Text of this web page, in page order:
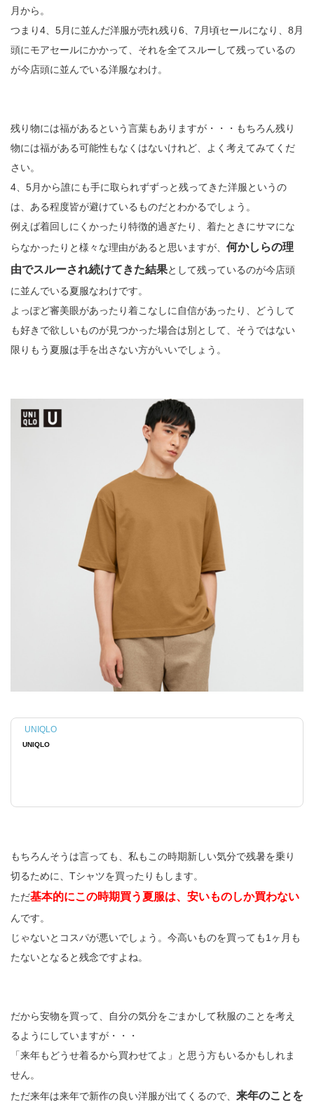
月から。
つまり4、5月に並んだ洋服が売れ残り6、7月頃セールになり、8月
頭にモアセールにかかって、それを全てスルーして残っているの
が今店頭に並んでいる洋服なわけ。
残り物には福があるという言葉もありますが・・・もちろん残り
物には福がある可能性もなくはないけれど、よく考えてみてくだ
さい。
4、5月から誰にも手に取られずずっと残ってきた洋服というの
は、ある程度皆が避けているものだとわかるでしょう。
例えば着回しにくかったり特徴的過ぎたり、着たときにサマにな
らなかったりと様々な理由があると思いますが、 何かしらの理
由でスルーされ続けてきた結果として残っているのが今店頭
に並んでいる夏服なわけです。
よっぽど審美眼があったり着こなしに自信があったり、どうして
も好きで欲しいものが見つかった場合は別として、そうではない
限りもう夏服は手を出さない方がいいでしょう。
UNIQLO
UNIQLO
もちろんそうは言っても、私もこの時期新しい気分で残暑を乗り
切るために、Tシャツを買ったりもします。
ただ基本的にこの時期買う夏服は、安いものしか買わない
んです。
じゃないとコスパが悪いでしょう。今高いものを買っても1ヶ月も
たないとなると残念ですよね。
だから安物を買って、自分の気分をごまかして秋服のことを考え
るようにしていますが・・・
「来年もどうせ着るから買わせてよ」と思う方もいるかもしれま
せん。
ただ来年は来年で新作の良い洋服が出てくるので、 来年のことを